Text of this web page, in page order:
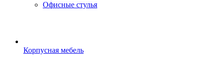
Офисные стулья
Корпусная мебель